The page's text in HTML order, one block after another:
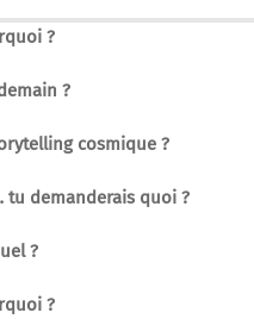
?
?
cosmique ?
tu demanderais quoi ?
?
?